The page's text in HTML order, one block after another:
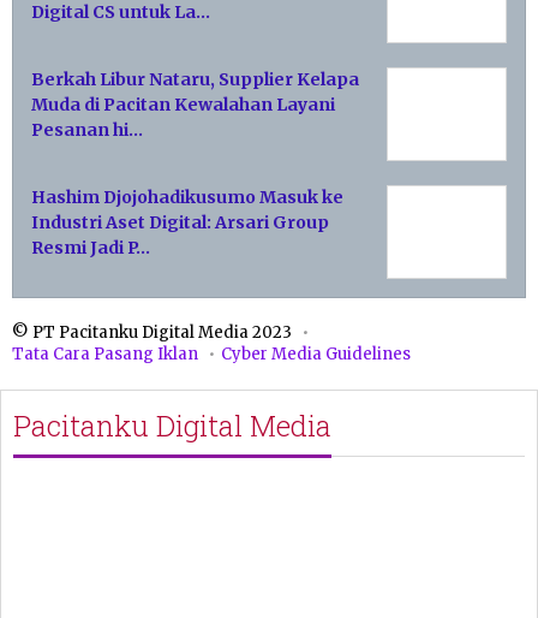
Digital CS untuk La…
Berkah Libur Nataru, Supplier Kelapa
Muda di Pacitan Kewalahan Layani
Pesanan hi…
Hashim Djojohadikusumo Masuk ke
Industri Aset Digital: Arsari Group
Resmi Jadi P…
© PT Pacitanku Digital Media 2023
Tata Cara Pasang Iklan
Cyber Media Guidelines
Pacitanku Digital Media